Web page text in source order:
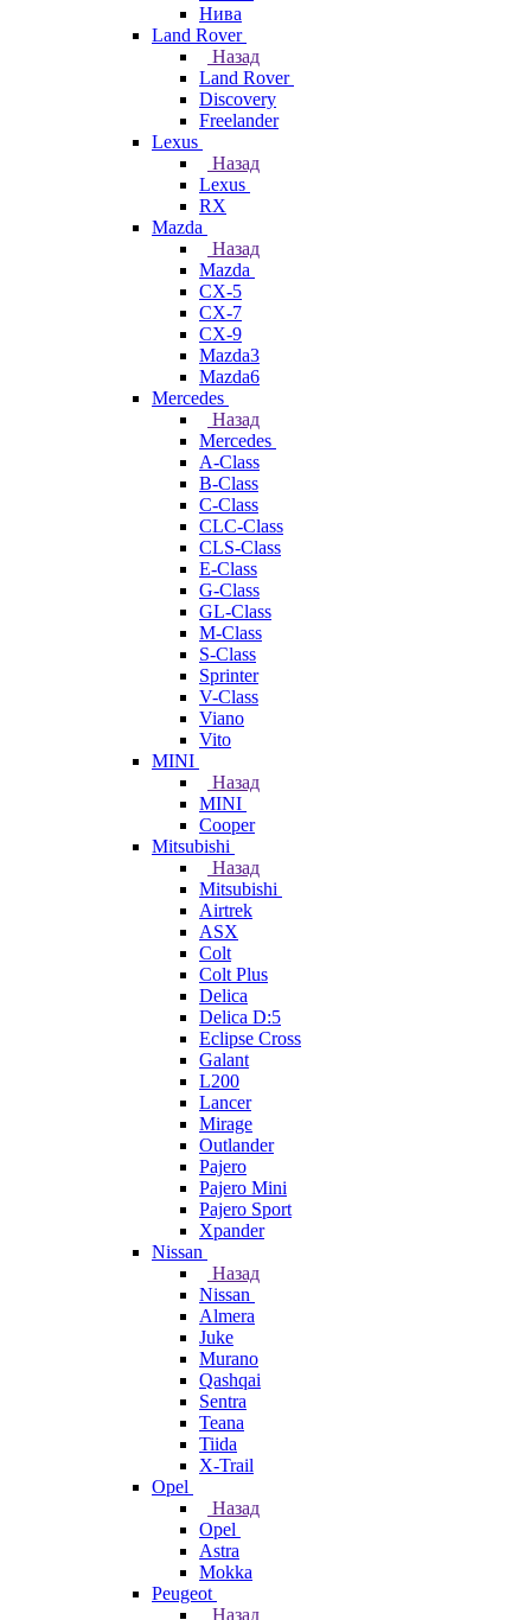
Нива
Land Rover
Назад
Land Rover
Discovery
Freelander
Lexus
Назад
Lexus
RX
Mazda
Назад
Mazda
CX-5
CX-7
CX-9
Mazda3
Mazda6
Mercedes
Назад
Mercedes
A-Class
B-Class
C-Class
CLC-Class
CLS-Class
E-Class
G-Class
GL-Class
M-Class
S-Class
Sprinter
V-Class
Viano
Vito
MINI
Назад
MINI
Cooper
Mitsubishi
Назад
Mitsubishi
Airtrek
ASX
Colt
Colt Plus
Delica
Delica D:5
Eclipse Cross
Galant
L200
Lancer
Mirage
Outlander
Pajero
Pajero Mini
Pajero Sport
Xpander
Nissan
Назад
Nissan
Almera
Juke
Murano
Qashqai
Sentra
Teana
Tiida
X-Trail
Opel
Назад
Opel
Astra
Mokka
Peugeot
Назад